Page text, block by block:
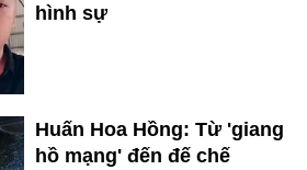
hình sự
Huấn Hoa Hồng: Từ 'giang
hồ mạng' đến đế chế